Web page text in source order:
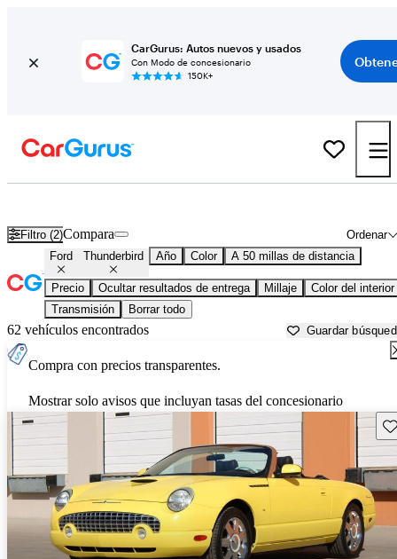
CarGurus: Autos nuevos y usados
Con Modo de concesionario
150K+
Filtro (2) Ordenar
Compara
Ford Thunderbird Año Color A 50 millas de distancia
Precio Ocultar resultados de entrega Millaje
Color del interior
Transmisión
Borrar todo
62 vehículos encontrados Guardar
Compra con precios transparentes.
Mostrar solo avisos que incluyan tasas del concesionario